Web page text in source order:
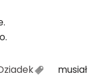
musiał